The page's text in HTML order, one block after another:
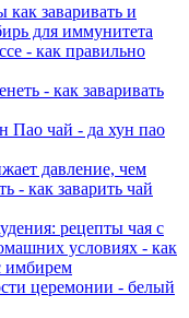
заваривать и
для иммунитета
- как правильно
- как заваривать
Пао чай - да хун пао
давление, чем
- как заварить чай
рецепты чая с
условиях - как
имбирем
церемонии - белый